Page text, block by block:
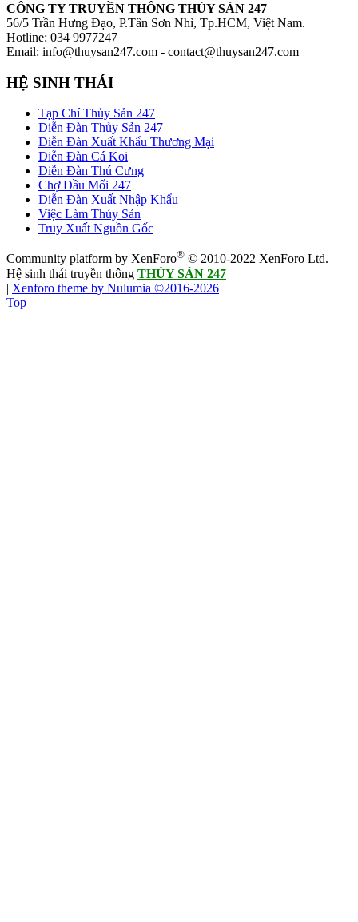
CÔNG TY TRUYỀN THÔNG THỦY SẢN 247
56/5 Trần Hưng Đạo, P.Tân Sơn Nhì, Tp.HCM, Việt Nam.
Hotline: 034 9977247
Email: info@thuysan247.com - contact@thuysan247.com
HỆ SINH THÁI
Tạp Chí Thủy Sản 247
Diễn Đàn Thủy Sản 247
Diễn Đàn Xuất Khẩu Thương Mại
Diễn Đàn Cá Koi
Diễn Đàn Thú Cưng
Chợ Đầu Mối 247
Diễn Đàn Xuất Nhập Khẩu
Việc Làm Thủy Sản
Truy Xuất Nguồn Gốc
Community platform by XenForo® © 2010-2022 XenForo Ltd.
Hệ sinh thái truyền thông THỦY SẢN 247
| Xenforo theme by Nulumia ©2016-2026
Top